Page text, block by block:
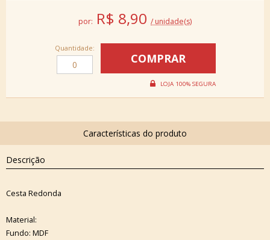
por: R$ 8,90 / unidade(s)
Quantidade:
Descrição
Cesta Redonda
Material:
Fundo: MDF